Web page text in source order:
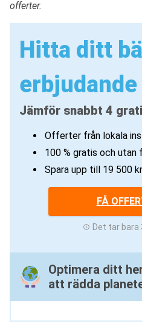
offerter.
Hitta ditt
erbjudande
Jämför snabbt 4
Offerter från lokala
100 % gratis och
Spara upp till 19 500
FÅ
Det tar bara
Optimera ditt
att rädda